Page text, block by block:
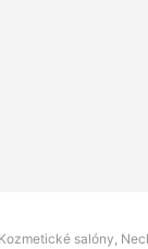
salóny,